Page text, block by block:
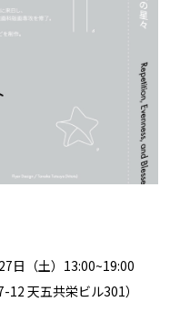
日（土）13:00~19:00
12 天五共栄ビル301）